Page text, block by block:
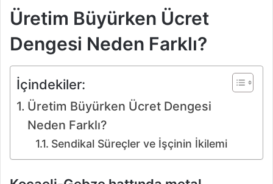
Üretim Büyürken Ücret
Dengesi Neden Farklı?
İçindekiler:
Üretim Büyürken Ücret Dengesi
Neden Farklı?
Sendikal Süreçler ve İşçinin İkilemi